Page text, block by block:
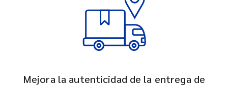
Mejora la autenticidad de la entrega de